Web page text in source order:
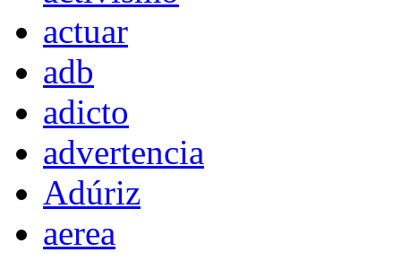
actuar
adb
adicto
advertencia
Adúriz
aerea